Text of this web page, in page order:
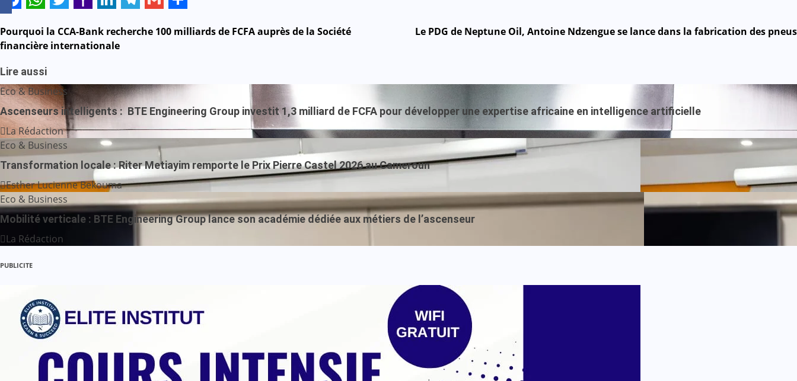
Facebook
Mail
Navigation
l’article
Pourquoi la CCA-Bank recherche 100 milliards de FCFA auprès de la Société
financière internationale
Le PDG de Neptune Oil, Antoine Ndzengue se lance dans la fabrication des pneus
Lire aussi
Eco & Business
Ascenseurs intelligents : BTE Engineering Group investit 1,3 milliard de FCFA pour développer une expertise africaine en intelligence artificielle
La Rédaction
Eco & Business
Transformation locale : Riter Metiayim remporte le Prix Pierre Castel 2026 au Cameroun
Esther Lucienne Bekouma
Eco & Business
Mobilité verticale : BTE Engineering Group lance son académie dédiée aux métiers de l’ascenseur
La Rédaction
PUBLICITE